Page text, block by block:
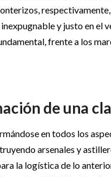
y justo en el
frente a los
de una
en todos los
arsenales y
la logística de lo